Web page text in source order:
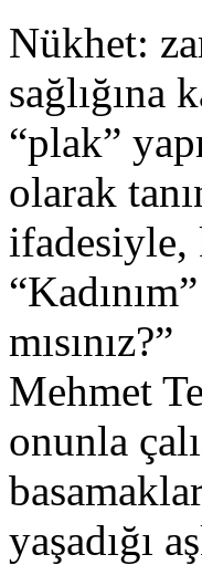
Nükhet:
sağlığına
“plak”
olarak
ifadesiyle,
mısınız?”
Mehmet
onunla
yaşadığı